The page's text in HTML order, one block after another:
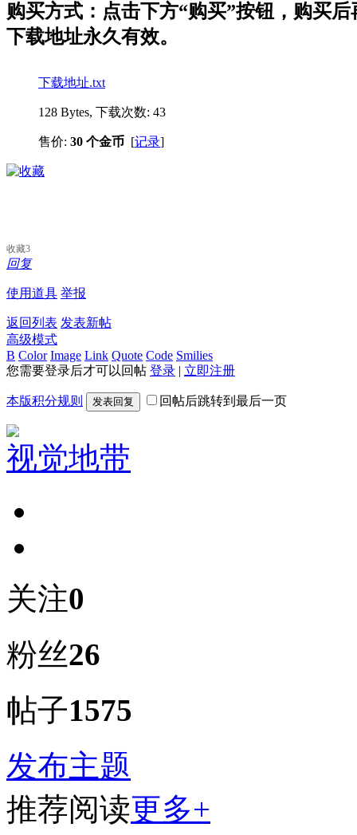
购买方式：点击下方“购买”按钮，购买
下载地址永久有效。
下载地址.txt
128 Bytes, 下载次数: 43
售价: 30 个金币 [记录]
收藏3
回复
使用道具 举报
返回列表 发表新帖
高级模式
B Color Image Link Quote Code Smilies
您需要登录后才可以回帖 登录 | 立即注册
本版积分规则 发表回复 回帖后跳转到最后一页
视觉地带
关注0
粉丝26
帖子1575
发布主题
推荐阅读更多+